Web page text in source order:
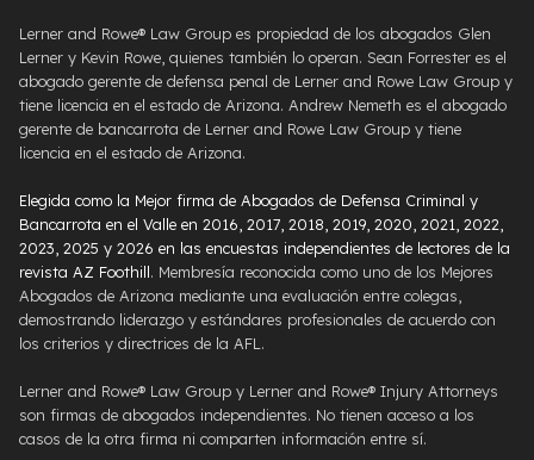
Lerner and Rowe® Law Group es propiedad de los abogados Glen
Lerner y Kevin Rowe, quienes también lo operan. Sean Forrester es el
abogado gerente de defensa penal de Lerner and Rowe Law Group y
tiene licencia en el estado de Arizona. Andrew Nemeth es el abogado
gerente de bancarrota de Lerner and Rowe Law Group y tiene
licencia en el estado de Arizona.
Elegida como la Mejor firma de Abogados de Defensa Criminal y
Bancarrota en el Valle en 2016, 2017, 2018, 2019, 2020, 2021, 2022,
2023, 2025 y 2026 en las encuestas independientes de lectores de la
revista AZ Foothill. Membresía reconocida como uno de los Mejores
Abogados de Arizona mediante una evaluación entre colegas,
demostrando liderazgo y estándares profesionales de acuerdo con
los criterios y directrices de la AFL.
Lerner and Rowe® Law Group y Lerner and Rowe® Injury Attorneys
son firmas de abogados independientes. No tienen acceso a los
casos de la otra firma ni comparten información entre sí.